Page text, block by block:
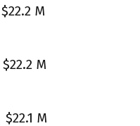
M
$22.2 M
$22.1 M